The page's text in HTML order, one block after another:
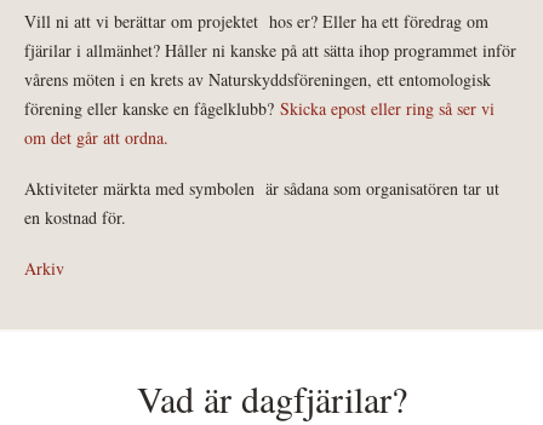
Vill ni att vi berättar om projektet hos er? Eller ha ett föredrag om
fjärilar i allmänhet? Håller ni kanske på att sätta ihop programmet inför
vårens möten i en krets av Naturskyddsföreningen, ett entomologisk
förening eller kanske en fågelklubb? Skicka epost eller ring så ser vi
om det går att ordna.
Aktiviteter märkta med symbolen är sådana som organisatören tar ut
en kostnad för.
Arkiv
Vad är dagfjärilar?